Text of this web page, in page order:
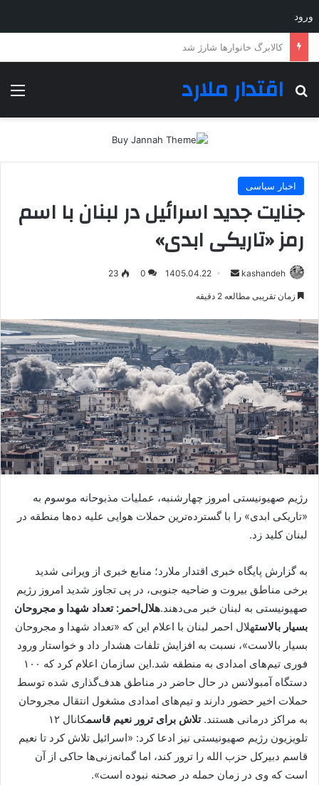
ورود
ماهواره ایرانی که از سد ابرها عبور می‌کند
اقتدار ملارد
جستجو برای
اخبار سیاسی
جنایت جدید اسرائیل در لبنان با اسم
رمز «تاریکی ابدی»
kashandeh
ارسال1405.04.22
0
23
زمان تقریبی مطالعه 2 دقیقه
رژیم صهیونیستی امروز چهارشنبه، عملیات مذبوحانه موسوم به
«تاریکی ابدی» را با گسترده‌ترین حملات هوایی علیه ده‌ها منطقه در
لبنان کلید زد.
به گزارش پایگاه خبری اقتدار ملارد؛ منابع خبری از ویرانی شدید
برخی مناطق بیروت و ضاحیه جنوبی، در پی تجاوز شدید امروز رژیم
صهیونیستی به لبنان خبر می‌دهند.هلال‌احمر: تعداد شهدا و مجروحان
بسیار بالاستهلال احمر لبنان با اعلام این که «تعداد شهدا و مجروحان
بسیار بالاست»، نسبت به افزایش تلفات هشدار داد و خواستار ورود
فوری تیم‌های امدادی به منطقه شد.این سازمان اعلام کرد که ۱۰۰
دستگاه آمبولانس در حال حاضر در مناطق هدف‌گذاری شده توسط
حملات اخیر حضور دارند و تیم‌های امدادی مشغول انتقال مجروحان
به مراکز درمانی هستند.تلاش برای ترور نعیم قاسم
كانال ۱۲
تلويزیون رژیم صهیونیستی نیز ادعا کرد: «اسرائیل تلاش کرد تا نعیم
قاسم دبیرکل حزب الله را ترور کند، اما گمانه‌زنی‌ها حاکی از آن
است که وی در زمان حمله در صحنه نبوده است».